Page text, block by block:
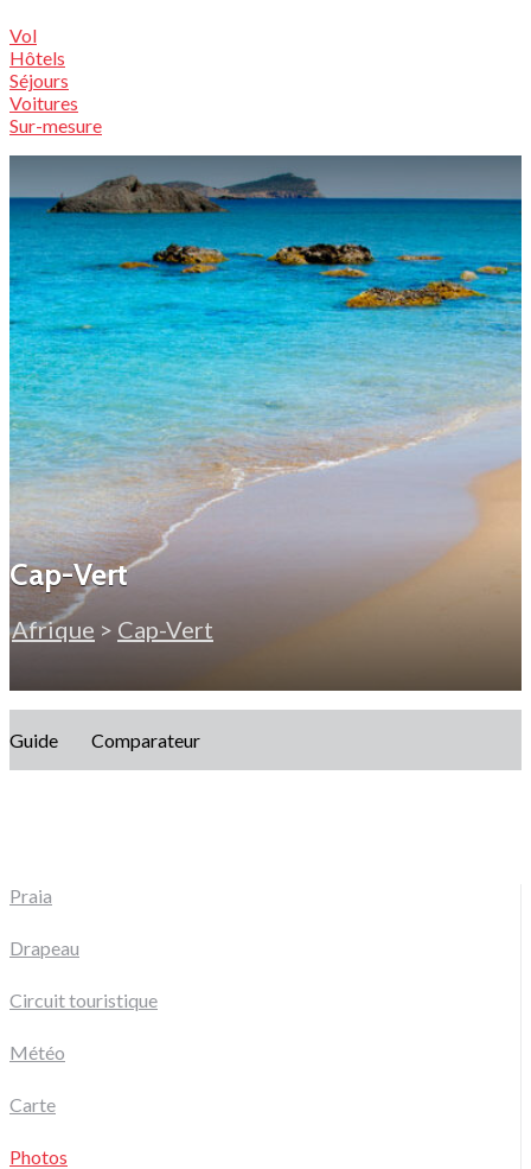
Vol
Hôtels
Séjours
Voitures
Sur-mesure
Cap-Vert
Afrique > Cap-Vert
Guide Comparateur
Praia
Drapeau
Circuit touristique
Météo
Carte
Photos